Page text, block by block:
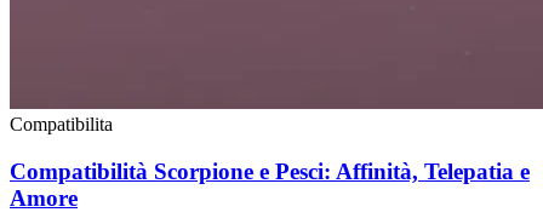
Compatibilita
Compatibilità Scorpione e Pesci: Affinità, Telepatia e
Amore